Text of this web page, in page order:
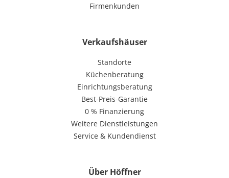
Firmenkunden
Verkaufshäuser
Standorte
Küchenberatung
Einrichtungsberatung
Best-Preis-Garantie
0 % Finanzierung
Weitere Dienstleistungen
Service & Kundendienst
Über Höffner